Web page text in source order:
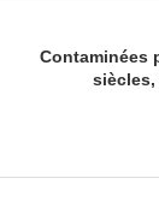
Contaminées
siècles,